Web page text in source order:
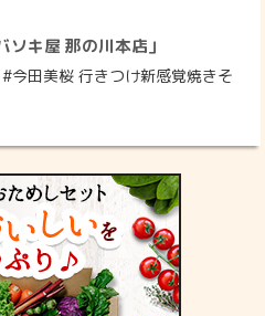
ソキ屋 那の川本店」
#今田美桜 行きつけ新感覚焼きそ